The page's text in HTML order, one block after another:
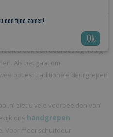
en deurgrepen
u ook een deurbeslag nodig
Als het gaat om
opties: traditionele deurgrepen
ziet u vele voorbeelden van
ons handgrepen
Voor meer schuifdeur
een fijne zomer!
Ok